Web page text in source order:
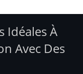
Idéales À
Avec Des